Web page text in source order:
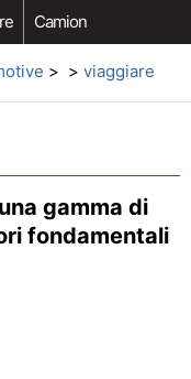
Camion
Aftermarket
> > viaggiare
gamma di
fondamentali